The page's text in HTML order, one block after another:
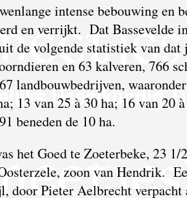
intense bebouwing en
en verrijkt. Dat Bassevelde
de volgende statistiek van dat
en 63 kalveren, 766
landbouwbedrijven,
13 van 25 à 30 ha; 16 van 20
beneden de 10 ha.
het Goed te Zoeterbeke, 23
zoon van Hendrik.
door Pieter Aelbrecht